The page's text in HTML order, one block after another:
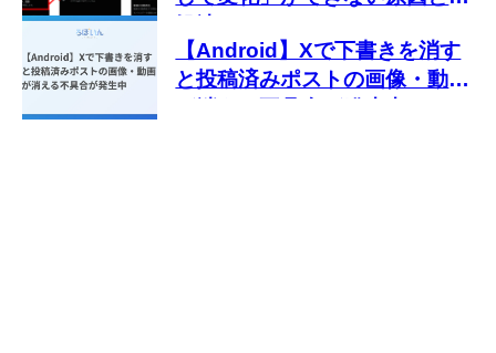
【Android】Xで下書きを消す
と投稿済みポストの画像・動画